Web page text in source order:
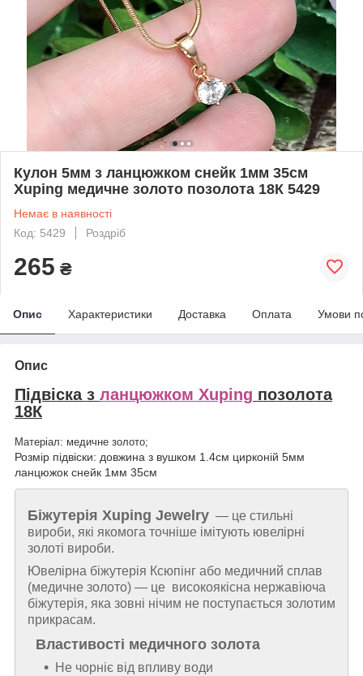
Кулон 5мм з ланцюжком снейк 1мм 35см
Xuping медичне золото позолота 18К 5429
Немає в наявності
Код: 5429
Роздріб
265 ₴
Опис Характеристики Доставка Оплата Умови
Опис
Підвіска з ланцюжком Xuping позолота
18К
Матеріал: медичне золото;
Розмір підвіски: довжина з вушком 1.4см цирконій 5мм
ланцюжок снейк 1мм 35см
Біжутерія Xuping Jewelry — це стильні
вироби, які якомога точніше імітують ювелірні
золоті вироби.
Ювелірна біжутерія Ксюпінг або медичний сплав
(медичне золото) — це високоякісна нержавіюча
біжутерія, яка зовні нічим не поступається золотим
прикрасам.
Властивості медичного золота
Не чорніє від впливу води